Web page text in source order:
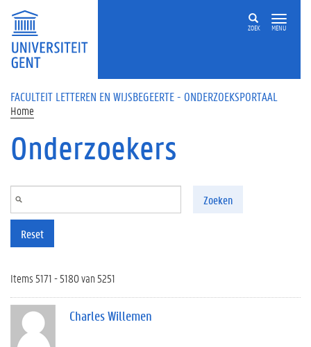
Overslaan en naar de inhoud gaan
ZOEK MENU
FACULTEIT LETTEREN EN WIJSBEGEERTE - ONDERZOEKSPORTAAL
Home
Onderzoekers
Zoeken
Reset
Items 5171 - 5180 van 5251
Charles Willemen